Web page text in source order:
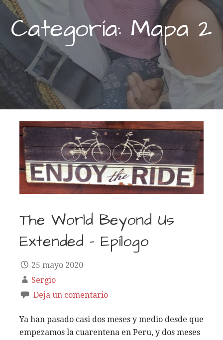
Categoría: Mapa 2
The World Beyond Us
Extended – Epílogo
25 mayo 2020
Sergio
Deja un comentario
Ya han pasado casi dos meses y medio desde que
empezamos la cuarentena en Peru, y dos meses